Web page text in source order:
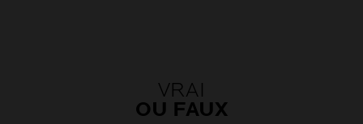
VRAI
OU FAUX